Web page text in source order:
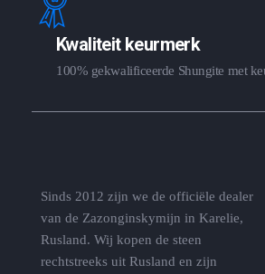
Kwaliteit keurmerk
100% gekwalificeerde Shungite met
Sinds 2012 zijn we de officiële dealer
van de Zazonginskymijn in Karelie,
Rusland. Wij kopen de steen
rechtstreeks uit Rusland en zijn